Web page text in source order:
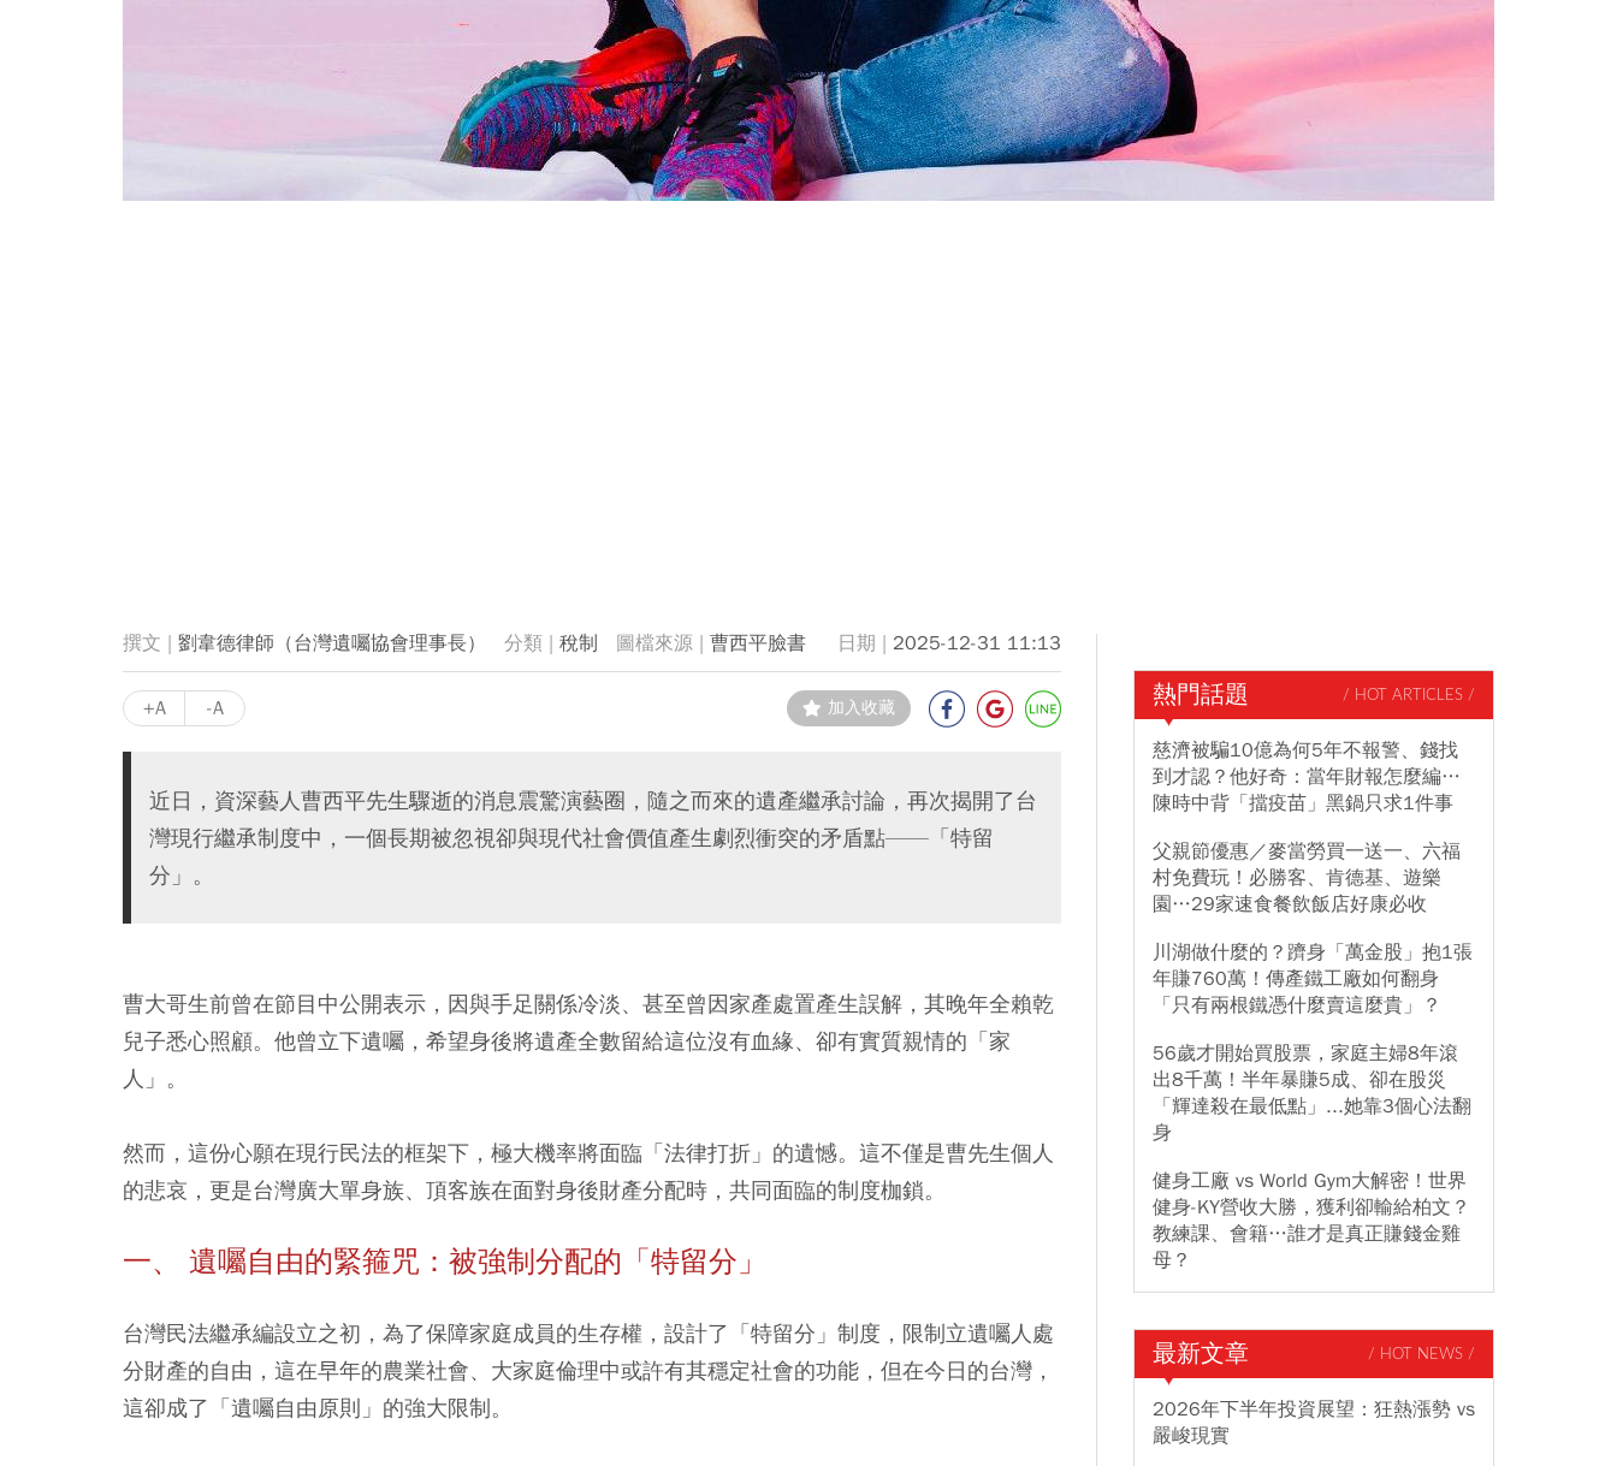
劉韋德律師（台灣遺囑協會理事長） 稅制 曹西平臉書 2025-12-31 11:13
+A -A 加入收藏
近日，資深藝人曹西平先生驟逝的消息震驚演藝圈，隨之而來的遺產繼承討論，再次揭開了台
灣現行繼承制度中，一個長期被忽視卻與現代社會價值產生劇烈衝突的矛盾點——「特留
分」。
曹大哥生前曾在節目中公開表示，因與手足關係冷淡、甚至曾因家產處置產生誤解，其晚年全賴乾
兒子悉心照顧。他曾立下遺囑，希望身後將遺產全數留給這位沒有血緣、卻有實質親情的「家
人」。
然而，這份心願在現行民法的框架下，極大機率將面臨「法律打折」的遺憾。這不僅是曹先生個人
的悲哀，更是台灣廣大單身族、頂客族在面對身後財產分配時，共同面臨的制度枷鎖。
一、 遺囑自由的緊箍咒：被強制分配的「特留分」
台灣民法繼承編設立之初，為了保障家庭成員的生存權，設計了「特留分」制度，限制立遺囑人處
分財產的自由，這在早年的農業社會、大家庭倫理中或許有其穩定社會的功能，但在今日的台灣，
這卻成了「遺囑自由原則」的強大限制。
熱門話題 / HOT ARTICLES /
慈濟被騙10億為何5年不報警、錢找
到才認？他好奇：當年財報怎麼編…
陳時中背「擋疫苗」黑鍋只求1件事
父親節優惠／麥當勞買一送一、六福
村免費玩！必勝客、肯德基、遊樂
園…29家速食餐飲飯店好康必收
川湖做什麼的？躋身「萬金股」抱1張
年賺760萬！傳產鐵工廠如何翻身
「只有兩根鐵憑什麼賣這麼貴」？
56歲才開始買股票，家庭主婦8年滾
出8千萬！半年暴賺5成、卻在股災
「輝達殺在最低點」...她靠3個心法翻
身
健身工廠 vs World Gym大解密！世界
健身-KY營收大勝，獲利卻輸給柏文？
教練課、會籍…誰才是真正賺錢金雞
母？
最新文章 / HOT NEWS /
2026年下半年投資展望：狂熱漲勢 vs
嚴峻現實